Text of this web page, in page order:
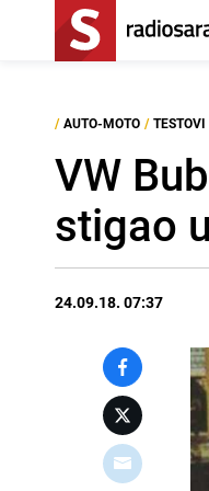
/ AUTO-MOTO / TESTOVI
VW
stigao
24.09.18. 07:37